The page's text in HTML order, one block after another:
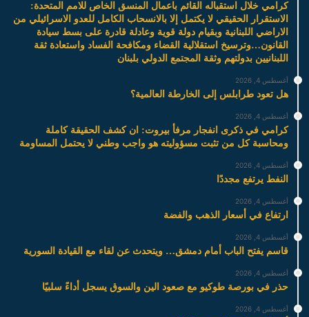
كرامي خلال استقباله القائم باعمال المنسق الخاص للامم المتحدة:
الاستقرار الحقيقي لا يكتمل إلا بالانسحاب الكامل للعدو الاسرائيلي من
الاراضي اللبنانية وبقيام دولة قوية وعادلة قادرة على بسط سيادة
القانون…وترسيخ استقلالية القضاء ومكافحة الفساد واستعادة ثقة
اللبنانيين بدولتهم وثقة المجتمع الدولي بلبنان
أغسطس 4, 2026
هل تعود طرابلس إلى الخارطة العالمية؟
أغسطس 4, 2026
كرامي في ذكرى انفجار مرفأ بيروت: ان كشف الحقيقة كاملة
ومحاسبة كل من تثبت مسؤوليته هو واجب وطني لا يحتمل المساومة
أغسطس 4, 2026
النفط يرتفع مجددًا
أغسطس 4, 2026
ارتفاع في أسعار الذهب والفضة
أغسطس 4, 2026
قاسم يفتح الباب أمام دمشق… ويتحدث عن لقاء مع القيادة السورية
أغسطس 4, 2026
حذر في بورصة طوكيو مع صعود الين والسوق يسجل أداءً سلبيًا
أغسطس 4, 2026